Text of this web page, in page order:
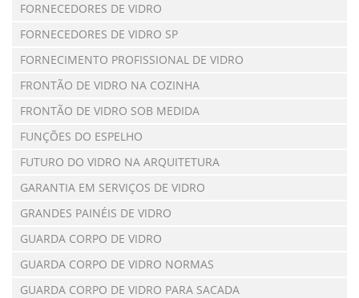
FORNECEDORES DE VIDRO
FORNECEDORES DE VIDRO SP
FORNECIMENTO PROFISSIONAL DE VIDRO
FRONTÃO DE VIDRO NA COZINHA
FRONTÃO DE VIDRO SOB MEDIDA
FUNÇÕES DO ESPELHO
FUTURO DO VIDRO NA ARQUITETURA
GARANTIA EM SERVIÇOS DE VIDRO
GRANDES PAINÉIS DE VIDRO
GUARDA CORPO DE VIDRO
GUARDA CORPO DE VIDRO NORMAS
GUARDA CORPO DE VIDRO PARA SACADA